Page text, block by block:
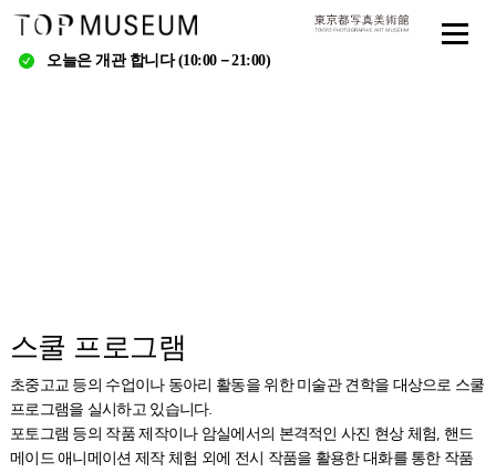
오늘은 개관 합니다 (10:00－21:00)
스쿨 프로그램
초중고교 등의 수업이나 동아리 활동을 위한 미술관 견학을 대상으로 스쿨
프로그램을 실시하고 있습니다.
포토그램 등의 작품 제작이나 암실에서의 본격적인 사진 현상 체험, 핸드
메이드 애니메이션 제작 체험 외에 전시 작품을 활용한 대화를 통한 작품